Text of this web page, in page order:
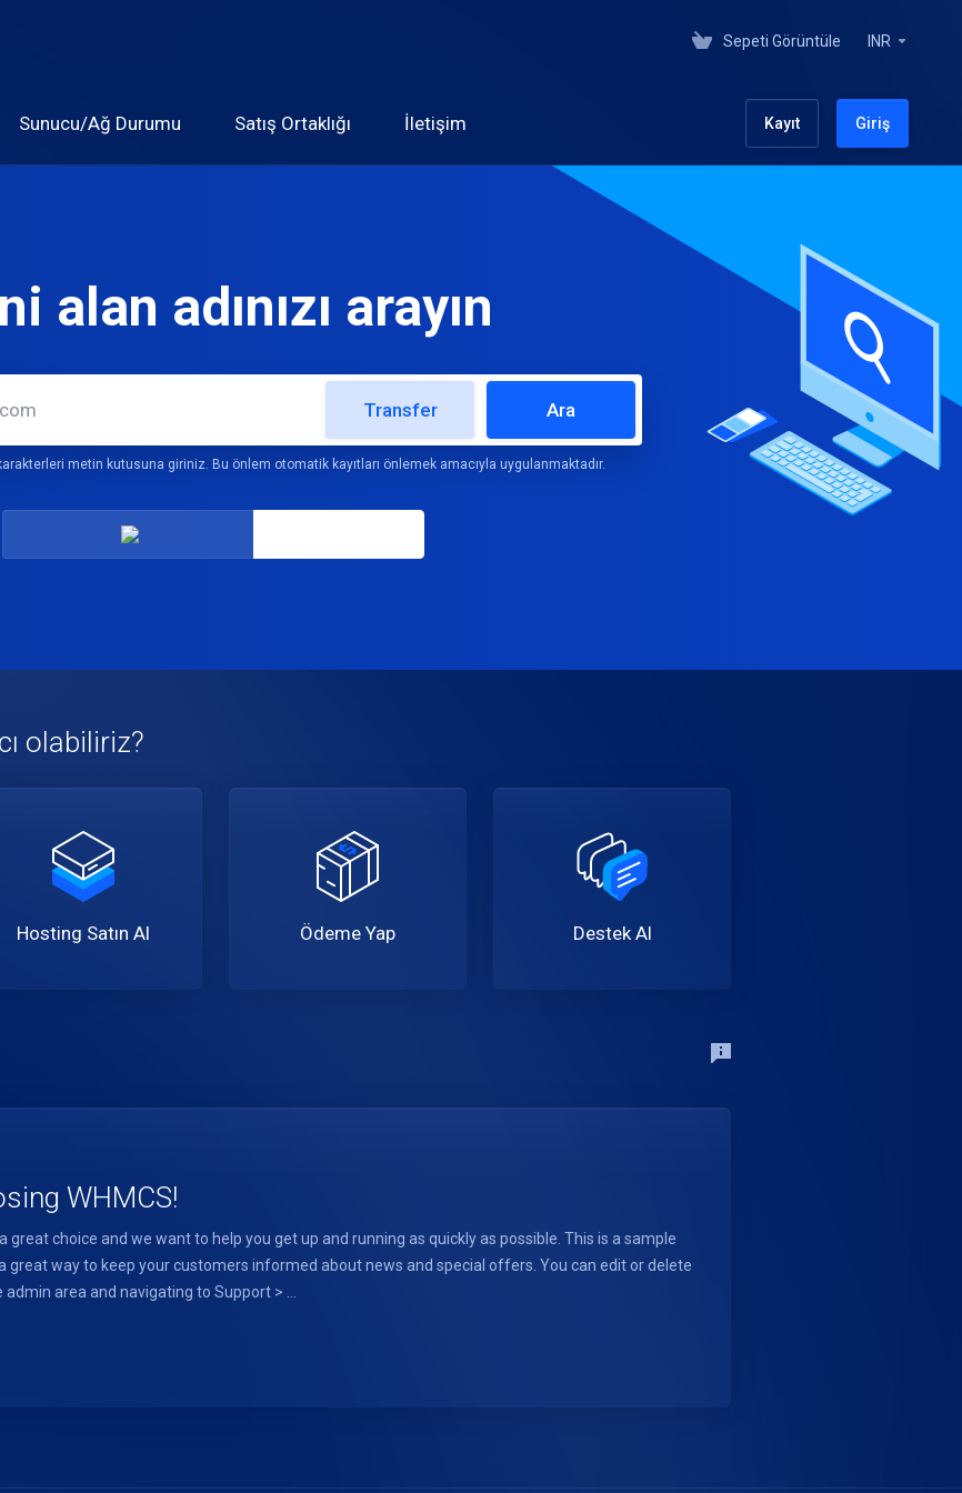
Sepeti Görüntüle INR
Sunucu/Ağ Durumu Satış Ortaklığı İletişim Kayıt Giriş
alan adınızı arayın
Transfer Ara
metin kutusuna giriniz. Bu önlem otomatik kayıtları önlemek amacıyla uygulanmaktadır.
olabiliriz?
Hosting Satın Al Ödeme Yap Destek Al
WHMCS!
great choice and we want to help you get up and running as quickly as possible. This is a sample
way to keep your customers informed about news and special offers. You can edit or delete
area and navigating to Support > ...